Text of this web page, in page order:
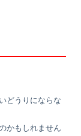
どうりにならな
かもしれません